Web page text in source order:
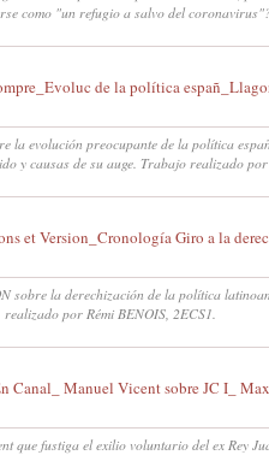
como "un refugio a salvo del
de la política
la evolución preocupante de la política
y causas de su auge. Trabajo realizado
et Version_Cronología Giro a la
sobre la derechización de la política
realizado por Rémi BENOIS, 2ECS1.
Canal_ Manuel Vicent sobre JC I_
que fustiga el exilio voluntario del ex Rey